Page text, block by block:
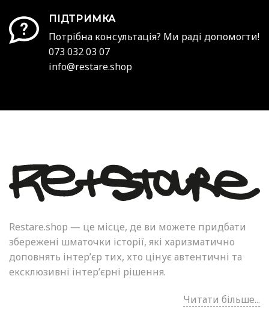
ПІДТРИМКА
Потрібна консультація? Ми раді допомогти!
073 032 03 07
info@restare.shop
Restare.shop — це місце, де ви можете придбати
збережені шматочки історії, які харизматично
доповнять інтер’єр тих, хто цінує автентичні та
ексклюзивні інтер’єрні рішення.
Читати більше...